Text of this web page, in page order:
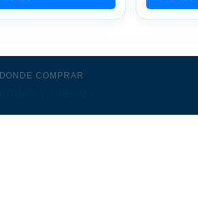
DONDE COMPRAR